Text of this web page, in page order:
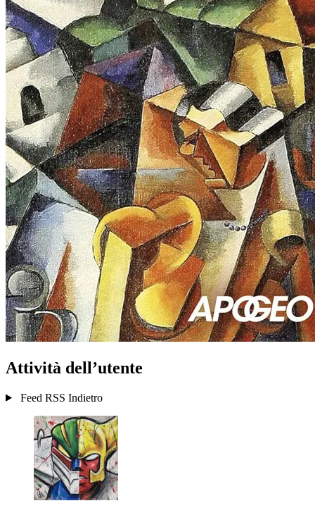
Attività dell’utente
Feed RSS Indietro